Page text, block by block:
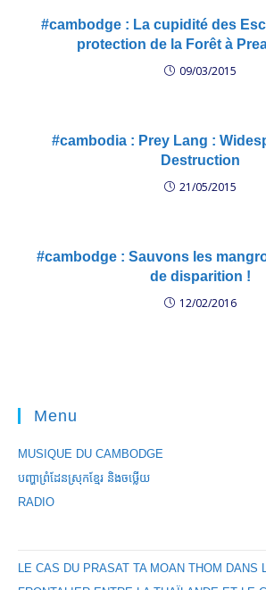
#cambodge : La cupidité des
protection de la Forêt à
09/03/2015
#cambodia : Prey Lang :
Destruction
21/05/2015
#cambodge : Sauvons les
de disparition !
12/02/2016
Menu
MUSIQUE DU CAMBODGE
បញ្ហាព្រំដែនស្រុកខ្មែរ និងចឞ្លើយ
RADIO
LE CAS DU PRASAT TA MOAN THOM DANS